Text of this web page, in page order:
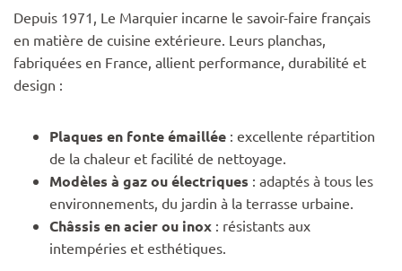
Depuis 1971, Le Marquier incarne le savoir-faire français
en matière de cuisine extérieure. Leurs planchas,
fabriquées en France, allient performance, durabilité et
design :
Plaques en fonte émaillée : excellente répartition
de la chaleur et facilité de nettoyage.
Modèles à gaz ou électriques : adaptés à tous les
environnements, du jardin à la terrasse urbaine.
Châssis en acier ou inox : résistants aux
intempéries et esthétiques.